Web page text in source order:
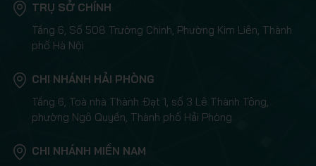
TRỤ SỞ CHÍNH
Tầng 6, Số 508 Trường Chinh, Phường Kim Liên, Thành
phố Hà Nội
CHI NHÁNH HẢI PHÒNG
Tầng 6, Toà nhà Thành Đạt 1, số 3 Lê Thành Tông,
phường Ngô Quyền, Thành phố Hải Phòng
CHI NHÁNH MIỀN NAM